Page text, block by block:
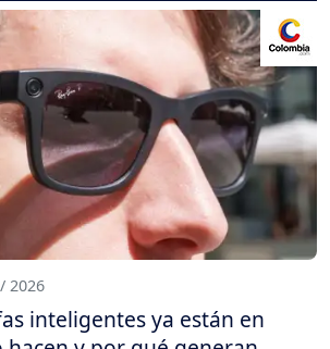
2026
inteligentes ya están en